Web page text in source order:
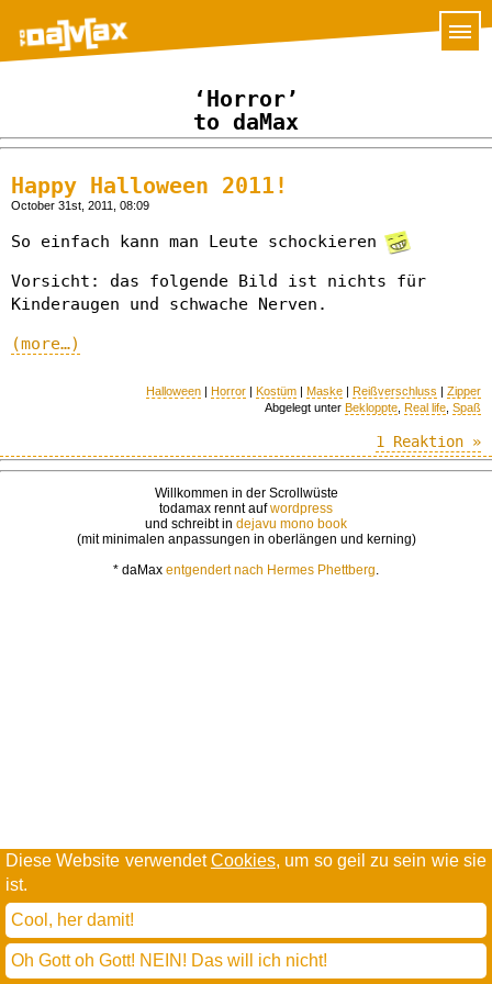
Diese Website verwendetCookies, um so geil zu sein wie sie
ist.
Cool, her damit!
Oh Gott oh Gott! NEIN! Das will ich nicht!
‘Horror’
to daMax
Happy Halloween 2011!
October 31st, 2011, 08:09
So einfach kann man Leute schockieren
Vorsicht: das folgende Bild ist nichts für
Kinderaugen und schwache Nerven.
(more…)
Halloween | Horror | Kostüm | Maske | Reißverschluss | Zipper
Abgelegt unter Bekloppte Real life Spaß
1 Reaktion »
Willkommen in der Scrollwüste
todamax rennt aufwordpress
und schreibt in dejavu mono book
(mit minimalen anpassungen in oberlängen und kerning)
* daMax entgendert nach Hermes Phettberg.